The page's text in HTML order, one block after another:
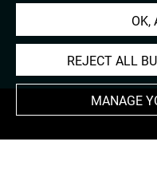
OK,
REJECT ALL
MANAGE